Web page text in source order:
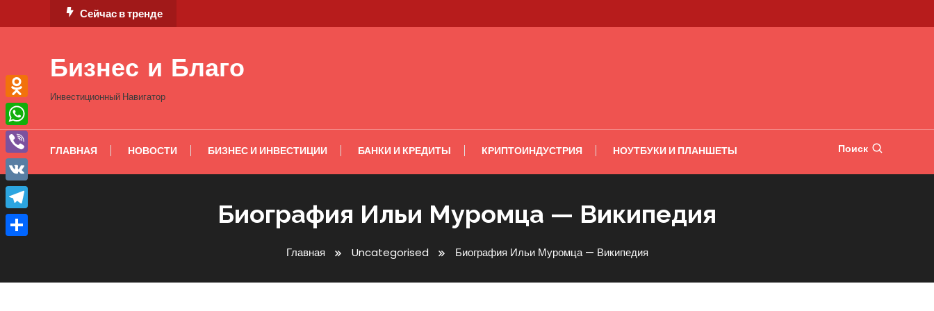
к
Сейчас в тренде
Бизнес и Благо
Инвестиционный Навигатор
ГЛАВНАЯ НОВОСТИ БИЗНЕС И ИНВЕСТИЦИИ БАНКИ И КРЕДИТЫ КРИПТОИНДУСТРИЯ НОУТБУКИ И ПЛАНШЕТЫ Поиск
Биография Ильи Муромца — Википедия
Главная Uncategorised Биография Ильи Муромца — Википедия
Odnoklassniki
WhatsApp
Viber
VK
Telegram